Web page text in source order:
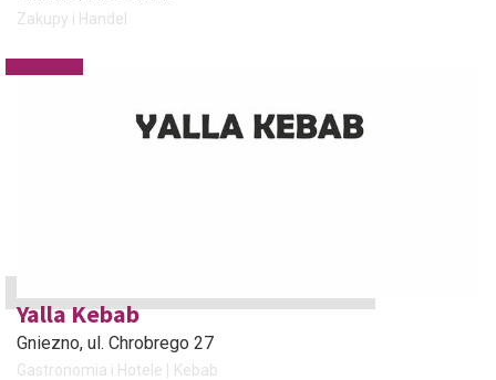
Zakupy i Handel
Yalla Kebab
Gniezno, ul. Chrobrego 27
Gastronomia i Hotele Kebab